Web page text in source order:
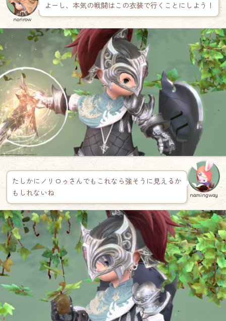
norirow
よーし、本気の戦闘はこの衣装で行くことにしよう！
たしかにノリロゥさんでもこれなら強そうに見えるか
もしれないね
namingway